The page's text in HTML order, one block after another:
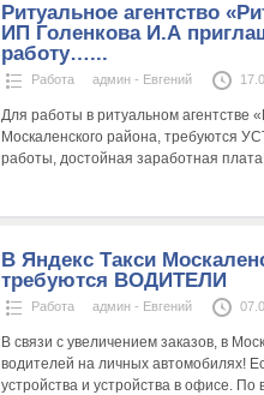
Ритуальное агентство
ИП Голенкова И.А
работу…...
Работа админ - Евгений
Для работы в ритуальном агентстве
Москаленского района, требуются
работы, достойная заработная
В Яндекс Такси
требуются ВОДИТЕЛИ
Работа админ - Евгений
В связи с увеличением заказов, в
водителей на личных автомобилях!
устройства и устройства в офисе. По